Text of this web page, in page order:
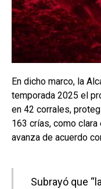
En dicho marco, la
temporada 2025 el
en 42 corrales,
163 crías, como
avanza de acuerdo
Subrayó que